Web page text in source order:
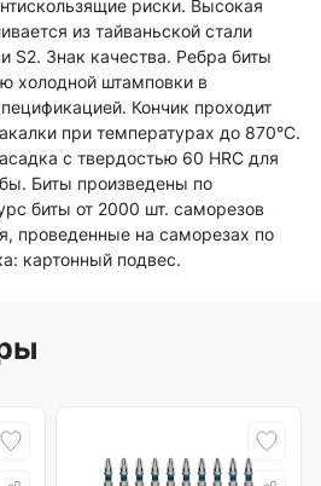
риски. Высокая
из тайваньской стали
S2. Знак качества. Ребра биты
холодной штамповки в
Кончик проходит
при температурах до 870°C.
с твердостью 60 HRC для
Биты произведены по
биты от 2000 шт. саморезов
проведенные на саморезах по
картонный подвес.